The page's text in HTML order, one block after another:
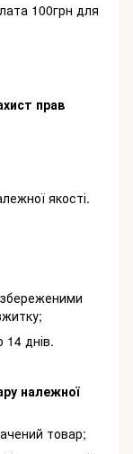
100грн для
прав
якості.
збереженими
14 днів.
належної
товар;